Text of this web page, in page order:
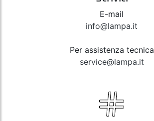
E-mail
info@lampa.it
Per assistenza tecnica
service@lampa.it